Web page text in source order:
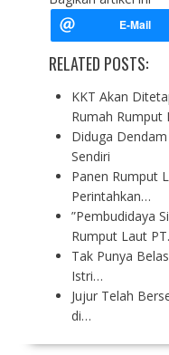
RELATED POSTS:
KKT Akan
Rumah Rumput
Diduga
Sendiri
Panen Rumput
Perintahkan…
”Pembudidaya
Rumput Laut
Tak Punya
Istri…
Jujur Telah
di…